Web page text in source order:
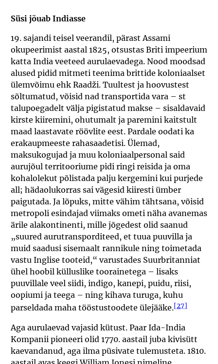
Süsi jõuab Indiasse
19. sajandi teisel veerandil, pärast Assami
okupeerimist aastal 1825, otsustas Briti impeerium
katta India veeteed aurulaevadega. Nood moodsad
alused pidid mitmeti teenima brittide koloniaalset
ülemvõimu ehk Raadži. Tuultest ja hoovustest
sõltumatud, võisid nad transportida vara – st
talupoegadelt välja pigistatud makse – sisaldavaid
kirste kiiremini, ohutumalt ja paremini kaitstult
maad laastavate röövlite eest. Pardale oodati ka
erakaupmeeste rahasaadetisi. Ülemad,
maksukogujad ja muu koloniaalpersonal said
aurujõul territooriume pidi ringi reisida ja oma
kohalolekut põlistada palju kergemini kui purjede
all; hädaolukorras sai vägesid kiiresti ümber
paigutada. Ja lõpuks, mitte vähim tähtsana, võisid
metropoli esindajad viimaks ometi näha avanemas
ärile alakontinenti, mille jõgedest olid saanud
„suured aurutransporditeed, et tuua puuvilla ja
muid saadusi sisemaalt rannikule ning toimetada
vastu Inglise tooteid,“ varustades Suurbritanniat
ühel hoobil külluslike toorainetega – lisaks
puuvillale veel siidi, indigo, kanepi, puidu, riisi,
oopiumi ja teega – ning kihava turuga, kuhu
parseldada maha tööstustoodete ülejääke.[27]
Aga aurulaevad vajasid kütust. Paar Ida-India
Kompanii pioneeri olid 1770. aastail juba kivisütt
kaevandanud, aga ilma püsivate tulemusteta. 1810.